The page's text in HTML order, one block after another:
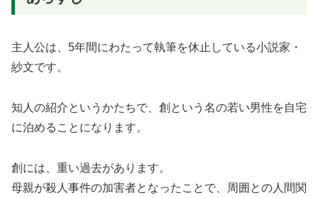
主人公は、5年間にわたって執筆を休止している小説家・
紗文です。
知人の紹介というかたちで、創という名の若い男性を自宅
に泊めることになります。
創には、重い過去があります。
母親が殺人事件の加害者となったことで、周囲との人間関